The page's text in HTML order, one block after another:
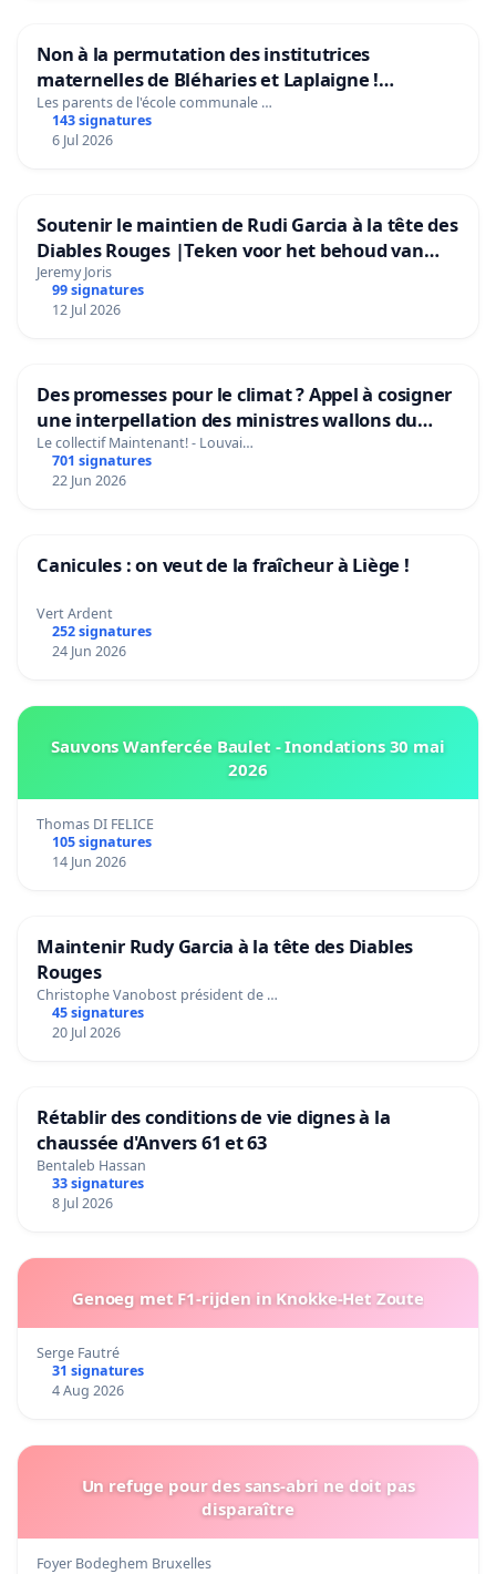
Non à la permutation des institutrices
maternelles de Bléharies et Laplaigne !
Préservons la stabilité de nos enfants.
Les parents de l'école communale …
143 signatures
6 Jul 2026
Soutenir le maintien de Rudi Garcia à la tête des
Diables Rouges |Teken voor het behoud van
Rudi Garcia als bondscoach
Jeremy Joris
99 signatures
12 Jul 2026
Des promesses pour le climat ? Appel à cosigner
une interpellation des ministres wallons du
climat et de l’environnement.
Le collectif Maintenant! - Louvai…
701 signatures
22 Jun 2026
Canicules : on veut de la fraîcheur à Liège !
Vert Ardent
252 signatures
24 Jun 2026
Sauvons Wanfercée Baulet - Inondations 30 mai
2026
Thomas DI FELICE
105 signatures
14 Jun 2026
Maintenir Rudy Garcia à la tête des Diables
Rouges
Christophe Vanobost président de …
45 signatures
20 Jul 2026
Rétablir des conditions de vie dignes à la
chaussée d'Anvers 61 et 63
Bentaleb Hassan
33 signatures
8 Jul 2026
Genoeg met F1-rijden in Knokke-Het Zoute
Serge Fautré
31 signatures
4 Aug 2026
Un refuge pour des sans-abri ne doit pas
disparaître
Foyer Bodeghem Bruxelles